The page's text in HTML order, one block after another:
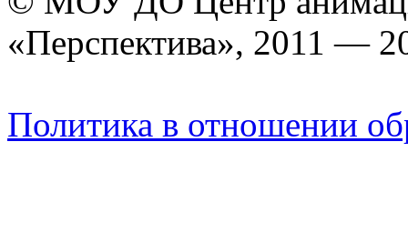
«Перспектива», 2011 —
Политика в отношении